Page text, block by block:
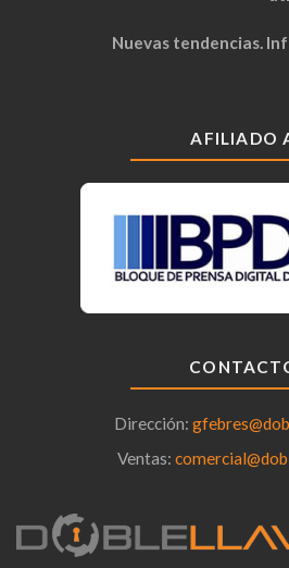
Nuevas tendencias.
AFILIADO
Dirección:
Ventas: